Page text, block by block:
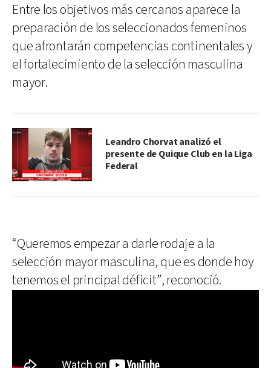
Entre los objetivos más cercanos aparece la
preparación de los seleccionados femeninos
que afrontarán competencias continentales y
el fortalecimiento de la selección masculina
mayor.
Leandro Chorvat analizó el
presente de Quique Club en la Liga
Federal
“Queremos empezar a darle rodaje a la
selección mayor masculina, que es donde hoy
tenemos el principal déficit”, reconoció.